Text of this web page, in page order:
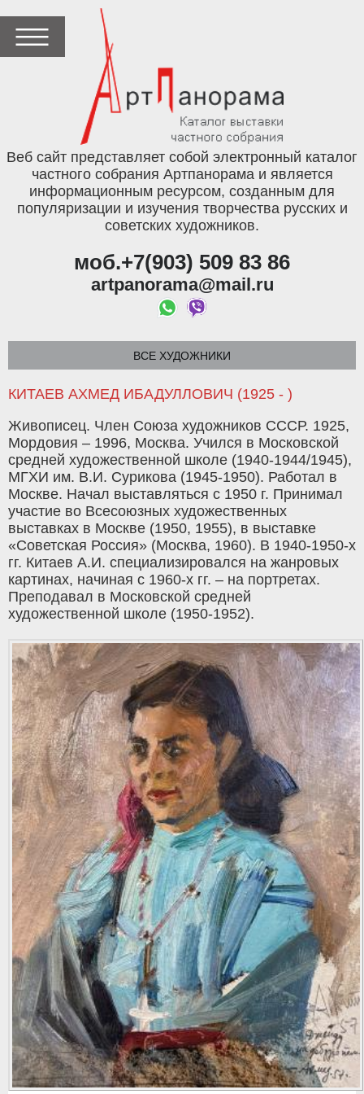
Веб сайт представляет собой электронный каталог
частного собрания Артпанорама и является
информационным ресурсом, созданным для
популяризации и изучения творчества русских и
советских художников.
моб.+7(903) 509 83 86
artpanorama@mail.ru
ВСЕ ХУДОЖНИКИ
КИТАЕВ АХМЕД ИБАДУЛЛОВИЧ (1925 - )
Живописец. Член Союза художников СССР. 1925,
Мордовия – 1996, Москва. Учился в Московской
средней художественной школе (1940-1944/1945),
МГХИ им. В.И. Сурикова (1945-1950). Работал в
Москве. Начал выставляться с 1950 г. Принимал
участие во Всесоюзных художественных
выставках в Москве (1950, 1955), в выставке
«Советская Россия» (Москва, 1960). В 1940-1950-х
гг. Китаев А.И. специализировался на жанровых
картинах, начиная с 1960-х гг. – на портретах.
Преподавал в Московской средней
художественной школе (1950-1952).